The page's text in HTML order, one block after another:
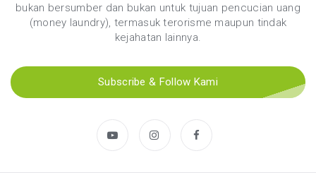
bukan bersumber dan bukan untuk tujuan pencucian uang
(money laundry), termasuk terorisme maupun tindak
kejahatan lainnya.
Subscribe & Follow Kami